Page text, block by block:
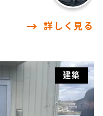
詳しく見る
建築